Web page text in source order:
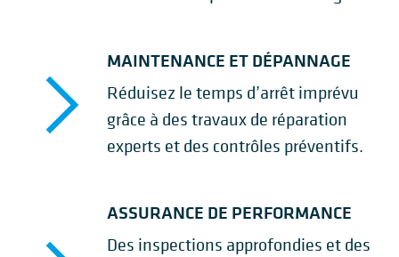
MAINTENANCE ET DÉPANNAGE
Réduisez le temps d’arrêt imprévu
grâce à des travaux de réparation
experts et des contrôles préventifs.
ASSURANCE DE PERFORMANCE
Des inspections approfondies et des